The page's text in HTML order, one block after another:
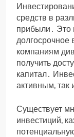
средств в
прибыли․ Это
долгосрочное
компаниям
получить
капитал․
активным, так
Существует
инвестиций,